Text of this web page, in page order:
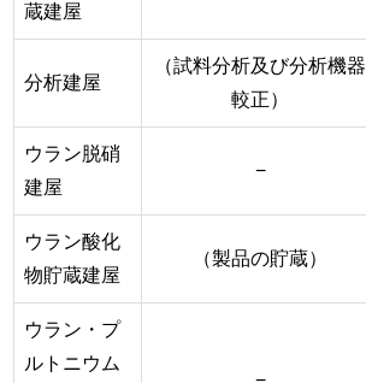
蔵建屋
分析建屋
（試料分析及び分析機器
較正）
ウラン脱硝
建屋
−
ウラン酸化
物貯蔵建屋
（製品の貯蔵）
ウラン・プ
ルトニウム